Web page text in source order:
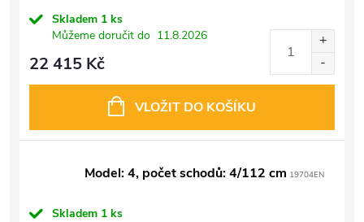
Skladem 1 ks
Můžeme doručit do 11.8.2026
22 415 Kč
VLOŽIT DO KOŠÍKU
Model: 4, počet schodů: 4/112 cm 19704EN
Skladem 1 ks